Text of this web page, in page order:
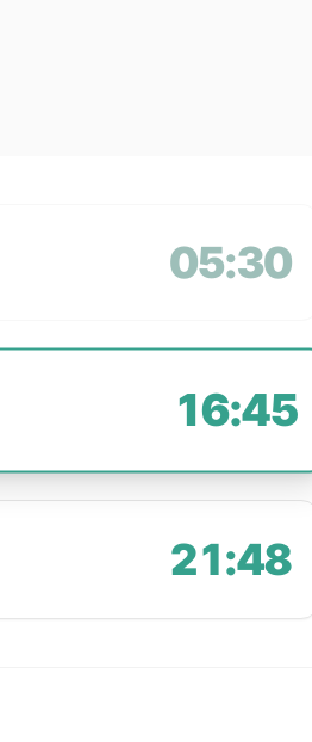
05:30
16:45
21:48